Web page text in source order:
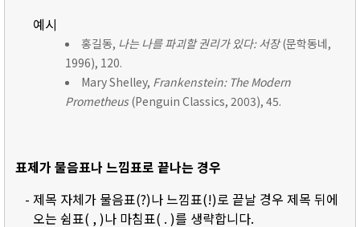
예시
홍길동, 나는 나를 파괴할 권리가 있다: 서장(문학동네,
1996), 120.
Mary Shelley, Frankenstein: The Modern
Prometheus(Penguin Classics, 2003), 45.
표제가 물음표나 느낌표로 끝나는 경우
- 제목 자체가 물음표(?)나 느낌표(!)로 끝날 경우 제목 뒤에
오는 쉼표( , )나 마침표( . )를 생략합니다.